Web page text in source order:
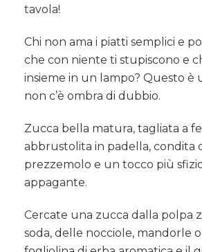
tavola!
Chi non ama i piatti semplici e
che con niente ti stupiscono e
insieme in un lampo? Questo è
non c’è ombra di dubbio.
Zucca bella matura, tagliata a
abbrustolita in padella, condita
prezzemolo e un tocco più
appagante.
Cercate una zucca dalla polpa
soda, delle nocciole, mandorle